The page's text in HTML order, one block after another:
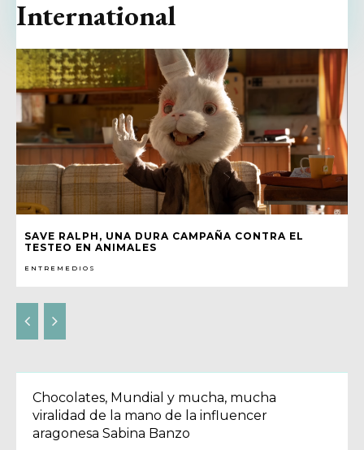
SAVE RALPH, UNA DURA CAMPAÑA CONTRA EL
TESTEO EN ANIMALES
ENTREMEDIOS
International
Chocolates, Mundial y mucha, mucha
viralidad de la mano de la influencer
aragonesa Sabina Banzo